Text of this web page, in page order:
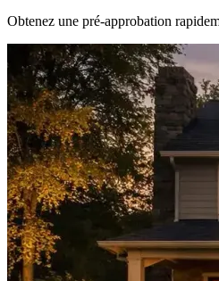
Obtenez une pré-approbation